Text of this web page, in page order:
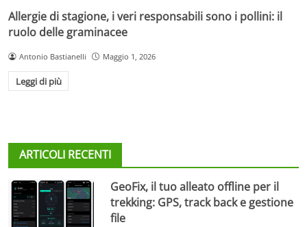
Allergie di stagione, i veri responsabili sono i pollini: il
ruolo delle graminacee
Antonio Bastianelli Maggio 1, 2026
Leggi di più
ARTICOLI RECENTI
GeoFix, il tuo alleato offline per il
trekking: GPS, track back e gestione
file